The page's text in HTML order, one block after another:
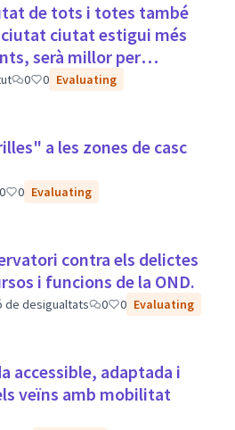
de tots i totes també
ciutat estigui més
serà millor per
0 0 Evaluating
a les zones de casc
0 0 Evaluating
contra els delictes
i funcions de la OND.
de desigualtats 0 0 Evaluating
accessible, adaptada i
veïns amb mobilitat